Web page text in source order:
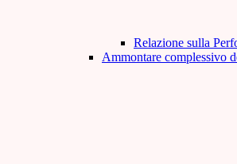
Relazione sulla
Ammontare complessivo